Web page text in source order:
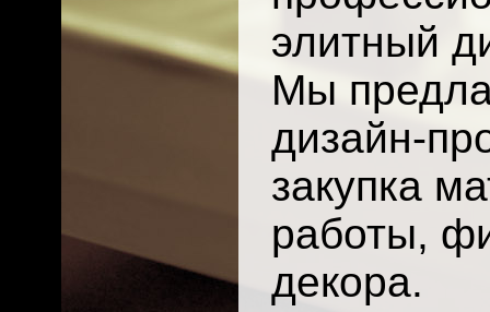
элитный
Мы
дизайн-
закупка
работы,
декора.